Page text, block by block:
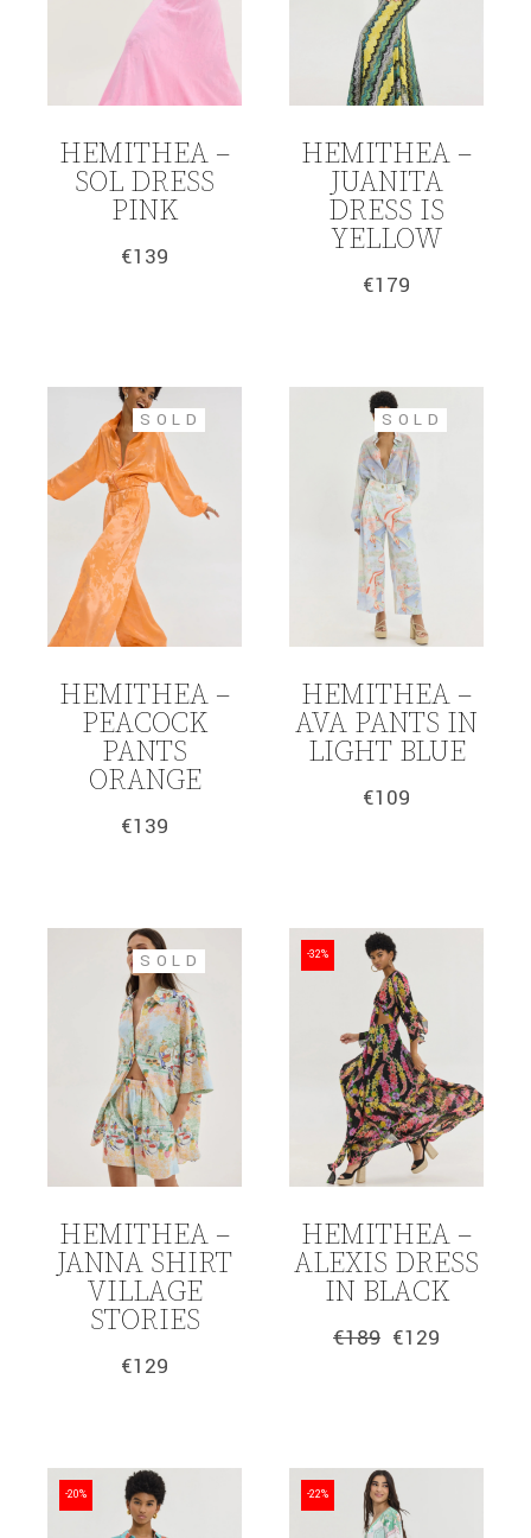
HEMITHEA –
SOL DRESS
PINK
€139
HEMITHEA –
JUANITA
DRESS IS
YELLOW
€179
SOLD
HEMITHEA –
PEACOCK
PANTS
ORANGE
€139
SOLD
HEMITHEA –
AVA PANTS IN
LIGHT BLUE
€109
SOLD
HEMITHEA –
JANNA SHIRT
VILLAGE
STORIES
€129
-32%
HEMITHEA –
ALEXIS DRESS
IN BLACK
€189
Original
€129
Η
-20% -22%